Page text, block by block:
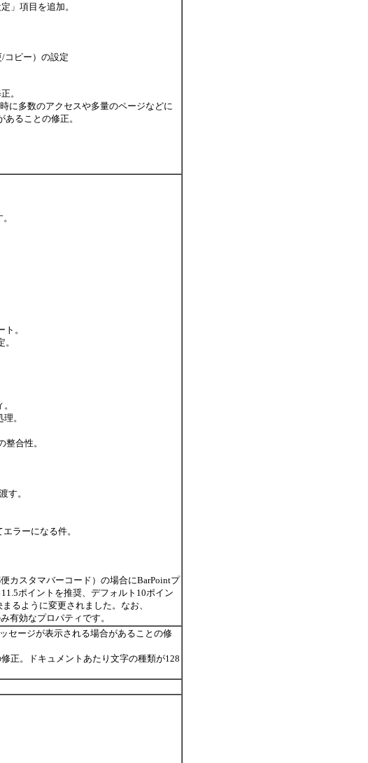
」項目を追加。
コピー）の設定
。
に多数のアクセスや多量のページなどに
ることの修正。
。
。
合性。
す。
ラーになる件。
カスタマバーコード）の場合にBarPointプ
ポイントを推奨、デフォルト10ポイン
るように変更されました。なお、
有効なプロパティです。
セージが表示される場合があることの修
正。ドキュメントあたり文字の種類が128